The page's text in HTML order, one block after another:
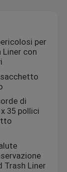
per
Liner con
sacchetto
di
35 pollici
Trash Liner